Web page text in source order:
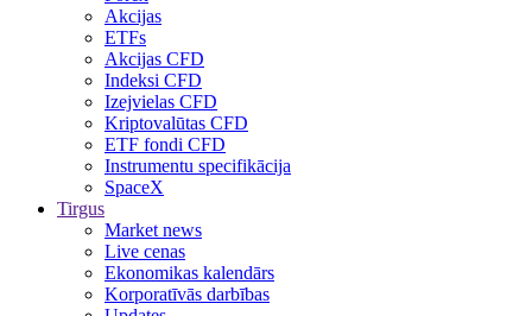
Akcijas
ETFs
Akcijas CFD
Indeksi CFD
Izejvielas CFD
Kriptovalūtas CFD
ETF fondi CFD
Instrumentu specifikācija
SpaceX
Tirgus
Market news
Live cenas
Ekonomikas kalendārs
Korporatīvās darbības